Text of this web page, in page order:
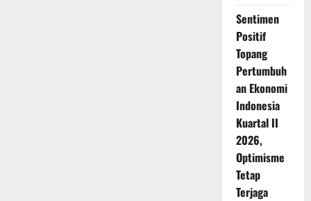
Sentimen
Positif
Topang
Pertumbuh
an Ekonomi
Indonesia
Kuartal II
2026,
Optimisme
Tetap
Terjaga